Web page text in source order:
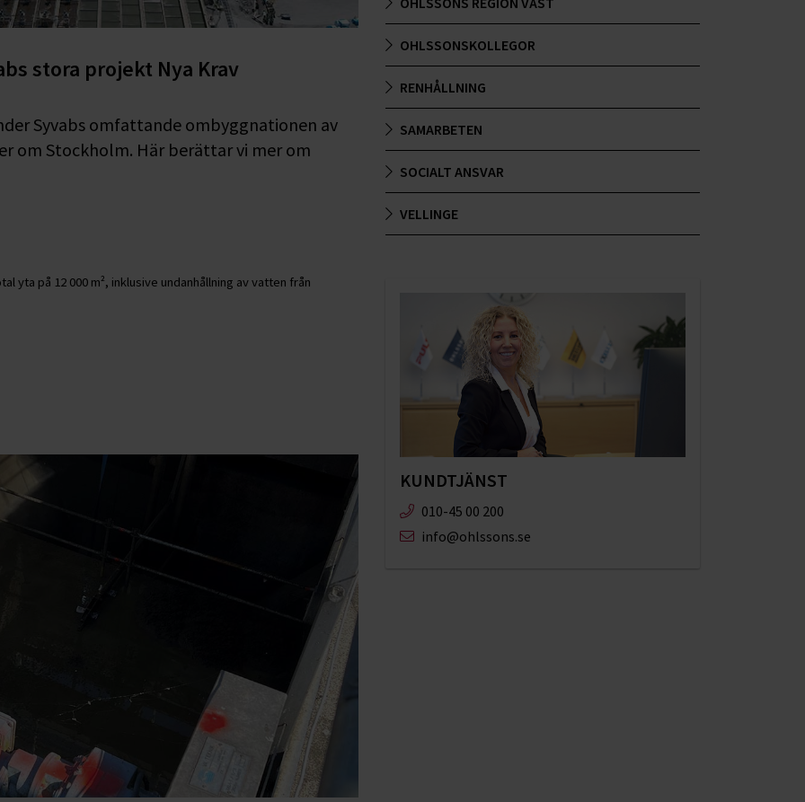
stora projekt Nya Krav
Syvabs omfattande ombyggnationen av
om Stockholm. Här berättar vi mer om
yta på 12 000 m², inklusive undanhållning av vatten från
OHLSSONSKOLLEGOR
RENHÅLLNING
SAMARBETEN
SOCIALT ANSVAR
VELLINGE
KUNDTJÄNST
010-45 00 200​
info@ohlssons.se